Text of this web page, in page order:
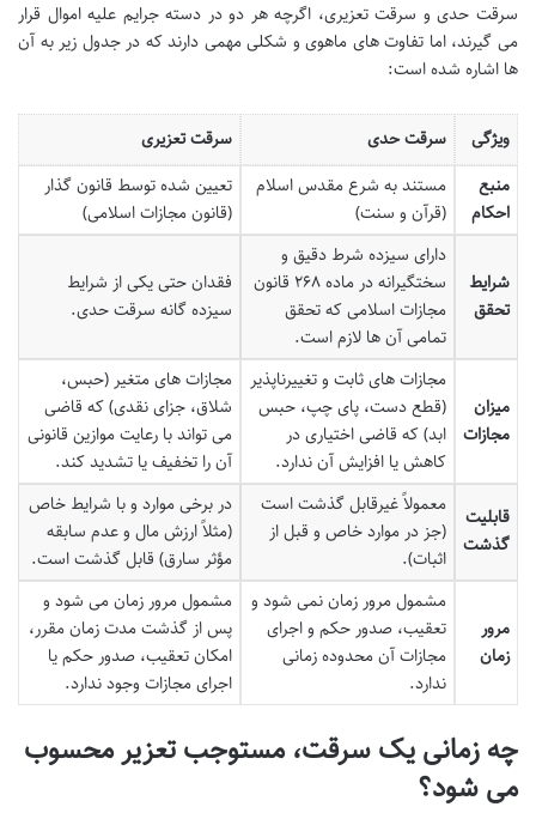
سرقت حدی و سرقت تعزیری، اگرچه هر دو در دسته جرایم علیه اموال قرار
می گیرند، اما تفاوت های ماهوی و شکلی مهمی دارند که در جدول زیر به آن
ها اشاره شده است:
ویژگی سرقت حدی
سرقت تعزیری
منبع
احکام
مستند به شرع مقدس اسلام
(قرآن و سنت)
تعیین شده توسط قانون گذار
(قانون مجازات اسلامی)
شرایط
تحقق
دارای سیزده شرط دقیق و
سختگیرانه در ماده ۲۶۸ قانون
مجازات اسلامی که تحقق
تمامی آن ها لازم است.
فقدان حتی یکی از شرایط
سیزده گانه سرقت حدی.
میزان
مجازات
مجازات های ثابت و تغییرناپذیر
(قطع دست، پای چپ، حبس
ابد) که قاضی اختیاری در
کاهش یا افزایش آن ندارد.
مجازات های متغیر (حبس،
شلاق، جزای نقدی) که قاضی
می تواند با رعایت موازین قانونی
آن را تخفیف یا تشدید کند.
قابلیت
گذشت
معمولاً غیرقابل گذشت است
(جز در موارد خاص و قبل از
اثبات).
در برخی موارد و با شرایط خاص
(مثلاً ارزش مال و عدم سابقه
مؤثر سارق) قابل گذشت است.
مرور
زمان
مشمول مرور زمان نمی شود و
تعقیب، صدور حکم و اجرای
مجازات آن محدوده زمانی
ندارد.
مشمول مرور زمان می شود و
پس از گذشت مدت زمان مقرر،
امکان تعقیب، صدور حکم یا
اجرای مجازات وجود ندارد.
چه زمانی یک سرقت، مستوجب تعزیر محسوب
می شود؟